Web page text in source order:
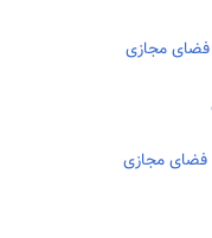
فضای مجازی
فضای مجازی